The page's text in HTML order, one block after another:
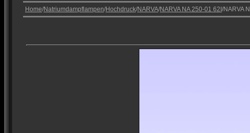
Home/Natriumdampflampen/Hochdruck/NARVA/NARVA NA 250-01 62I /NARVA